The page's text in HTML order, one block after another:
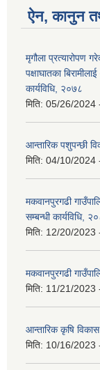
ऐन, कानुन
मृगौला प्रत्यारोपण
पक्षाघातका
कार्यविधि, २०७८
मिति: 05/26/2024
आन्तारिक पशुपन्छी
मिति: 04/10/2024
मकवानपुरगढी
सम्बन्धी कार्यविधि,
मिति: 12/20/2023
मकवानपुरगढी
मिति: 11/21/2023
आन्तारिक कृषि
मिति: 10/16/2023